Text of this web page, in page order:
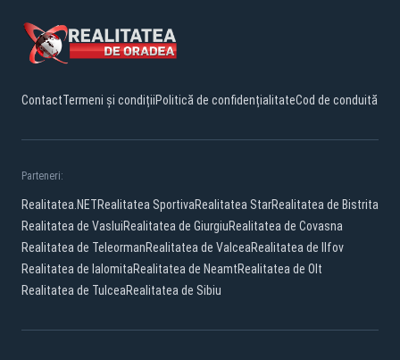
ContactTermeni și condițiiPolitică de confidențialitateCod de conduită
Parteneri:
Realitatea.NETRealitatea SportivaRealitatea StarRealitatea de Bistrita
Realitatea de VasluiRealitatea de GiurgiuRealitatea de Covasna
Realitatea de TeleormanRealitatea de ValceaRealitatea de Ilfov
Realitatea de IalomitaRealitatea de NeamtRealitatea de Olt
Realitatea de TulceaRealitatea de Sibiu